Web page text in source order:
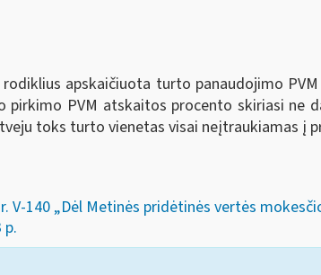
apskaičiuota turto panaudojimo
PVM atskaitos procento skiriasi ne
toks turto vienetas visai neįtraukiamas į
V-140 „Dėl Metinės pridėtinės vertės